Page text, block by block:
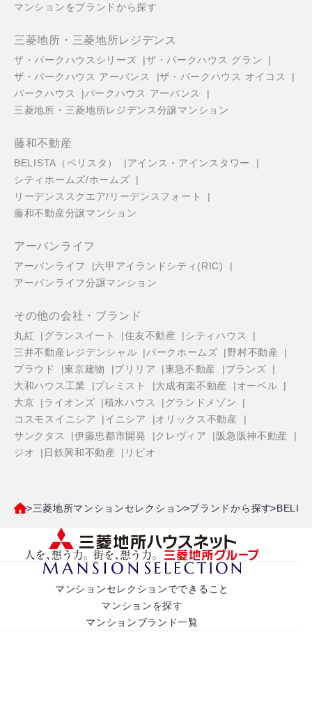
マンションをブランドから探す
三菱地所・三菱地所レジデンス
ザ・パークハウスシリーズ
ザ・パークハウス グラン
ザ・パークハウス アーバンス
ザ・パークハウス オイコス
パークハウス
パークハウス アーバンス
三菱地所・三菱地所レジデンス分譲マンション
藤和不動産
BELISTA（ベリスタ）
アインス・アインスタワー
シティホームズ/ホームズ
リーデンススクエア/リーデンスフォート
藤和不動産分譲マンション
アーバンライフ
アーバンライフ
六甲アイランドシティ(RIC)
アーバンライフ分譲マンション
その他の会社・ブランド
丸紅 グランスイート 住友不動産
シティハウス
三井不動産レジデンシャル
パークホームズ
野村不動産
プラウド
東京建物 ブリリア 東急不動産
ブランズ
大和ハウス工業
プレミスト 大成有楽不動産
オーベル
大京
ライオンズ 積水ハウス
グランドメゾン
コスモスイニシア
イニシア
オリックス不動産
サンクタス
伊藤忠都市開発 クレヴィア
阪急阪神不動産
ジオ
日鉄興和不動産 リビオ
三菱地所マンションセレクション ブランドから探す
マンションセレクションでできること
マンションを探す
マンションブランド一覧